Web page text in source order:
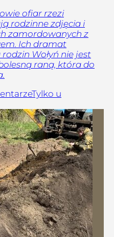
ofiar rzezi
rodzinne zdjęcia i
zamordowanych z
Ich dramat
Wołyń nie jest
raną, która do
Tylko u